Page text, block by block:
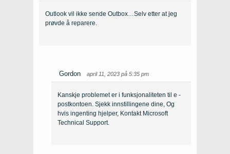
Outlook vil ikke sende Outbox…Selv etter at jeg
prøvde å reparere.
Gordon april 11, 2023 på 5:35 pm
Kanskje problemet er i funksjonaliteten til e -
postkontoen. Sjekk innstillingene dine, Og
hvis ingenting hjelper, Kontakt Microsoft
Technical Support.